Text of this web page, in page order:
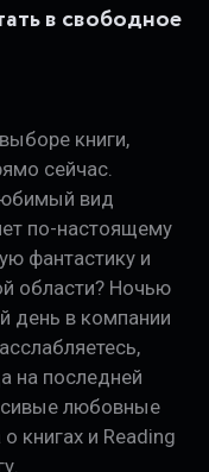
в свободное
книги,
сейчас.
вид
по-настоящему
фантастику и
области? Ночью
день в компании
на последней
любовные
книгах и Reading